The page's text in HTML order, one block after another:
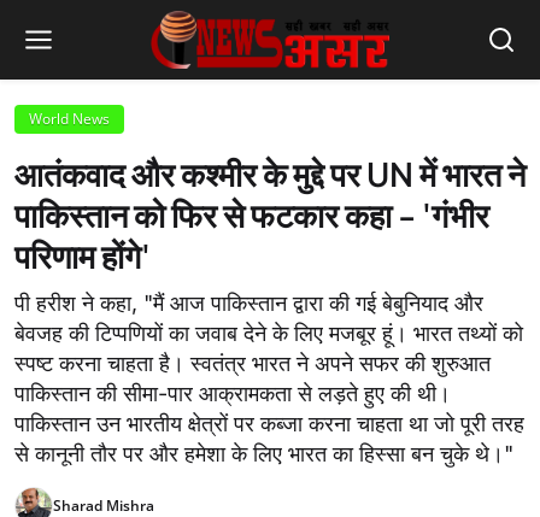
World News
आतंकवाद और कश्मीर के मुद्दे पर UN में भारत ने
पाकिस्तान को फिर से फटकार कहा - 'गंभीर
परिणाम होंगे'
पी हरीश ने कहा, "मैं आज पाकिस्तान द्वारा की गई बेबुनियाद और
बेवजह की टिप्पणियों का जवाब देने के लिए मजबूर हूं। भारत तथ्यों को
स्पष्ट करना चाहता है। स्वतंत्र भारत ने अपने सफर की शुरुआत
पाकिस्तान की सीमा-पार आक्रामकता से लड़ते हुए की थी।
पाकिस्तान उन भारतीय क्षेत्रों पर कब्जा करना चाहता था जो पूरी तरह
से कानूनी तौर पर और हमेशा के लिए भारत का हिस्सा बन चुके थे।"
Sharad Mishra